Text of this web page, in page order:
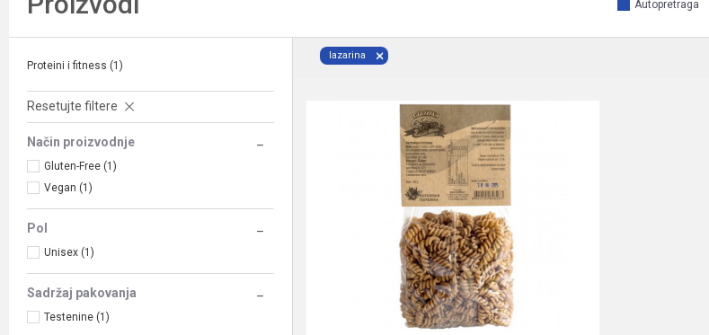
Autopretraga
Proteini i fitness (1)
Resetujte filtere
Način proizvodnje
Gluten-Free (1)
Vegan (1)
Pol
Unisex (1)
Sadržaj pakovanja
Testenine (1)
lazarina